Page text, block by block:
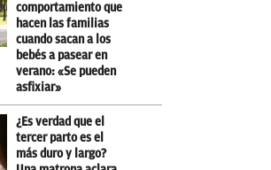
comportamiento que
hacen las familias
cuando sacan a los
bebés a pasear en
verano: «Se pueden
asfixiar»
¿Es verdad que el
tercer parto es el
más duro y largo?